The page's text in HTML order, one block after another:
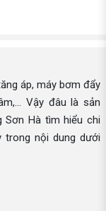
áp, máy bơm đẩy
Vậy đâu là sản
Sơn Hà tìm hiểu chi
nội dung dưới